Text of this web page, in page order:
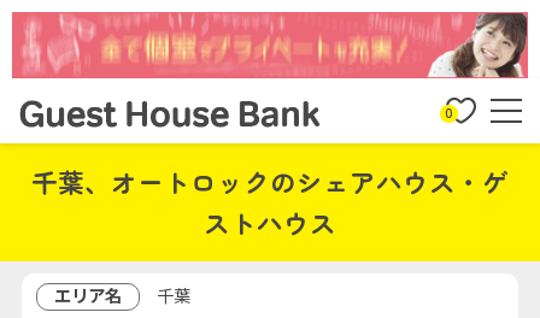
0
千葉、オートロックのシェアハウス・ゲ
ストハウス
エリア名
千葉